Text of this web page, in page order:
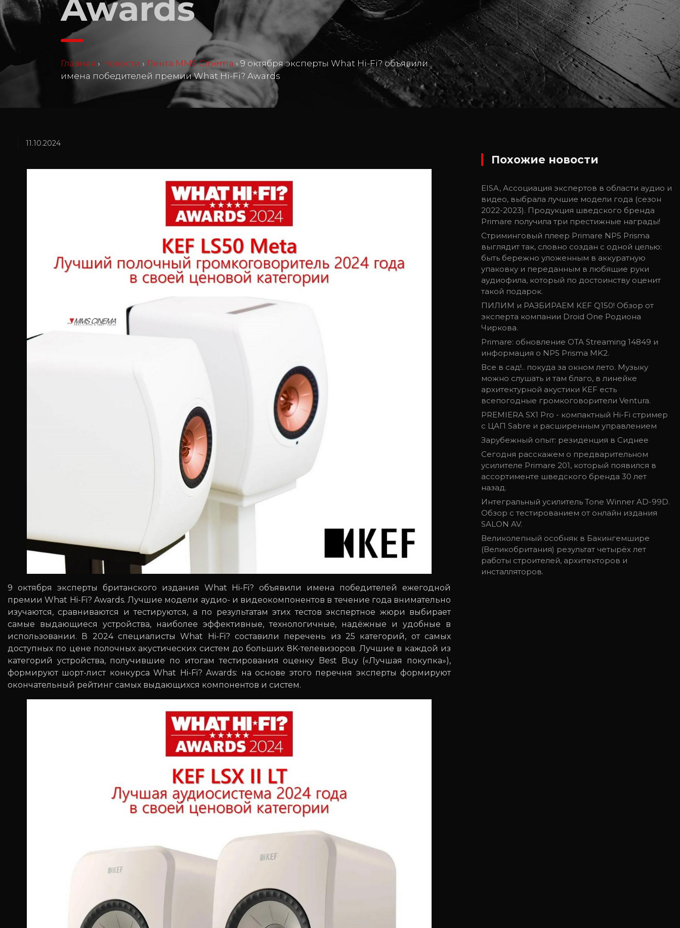
Главная › Новости › Лента MMS Cinema › 9 октября эксперты What Hi-Fi? объявили
имена победителей премии What Hi-Fi? Awards
11.10.2024
9 октября эксперты британского издания What Hi-Fi? объявили имена победителей ежегодной
премии What Hi-Fi? Awards. Лучшие модели аудио- и видеокомпонентов в течение года внимательно
изучаются, сравниваются и тестируются, а по результатам этих тестов экспертное жюри выбирает
самые выдающиеся устройства, наиболее эффективные, технологичные, надёжные и удобные в
использовании. В 2024 специалисты What Hi-Fi? составили перечень из 25 категорий, от самых
доступных по цене полочных акустических систем до больших 8K-телевизоров. Лучшие в каждой из
категорий устройства, получившие по итогам тестирования оценку Best Buy («Лучшая покупка»),
формируют шорт-лист конкурса What Hi-Fi? Awards: на основе этого перечня эксперты формируют
окончательный рейтинг самых выдающихся компонентов и систем.
Похожие новости
EISA, Ассоциация экспертов в области аудио и
видео, выбрала лучшие модели года (сезон
2022-2023). Продукция шведского бренда
Primare получила три престижные награды!
Cтриминговый плеер Primare NP5 Prisma
выглядит так, словно создан с одной целью:
быть бережно уложенным в аккуратную
упаковку и переданным в любящие руки
аудиофила, который по достоинству оценит
такой подарок.
ПИЛИМ и РАЗБИРАЕМ KEF Q150! Обзор от
эксперта компании Droid One Родиона
Чиркова.
Primare: обновление OTA Streaming 14849 и
информация о NP5 Prisma MK2.
Все в сад!.. покуда за окном лето. Музыку
можно слушать и там благо, в линейке
архитектурной акустики KEF есть
всепогодные громкоговорители Ventura.
PREMIERA SX1 Pro - компактный Hi-Fi стример
с ЦАП Sabre и расширенным управлением
Зарубежный опыт: резиденция в Сиднее
Сегодня расскажем о предварительном
усилителе Primare 201, который появился в
ассортименте шведского бренда 30 лет
назад.
Интегральный усилитель Tone Winner AD-99D.
Обзор с тестированием от онлайн издания
SALON AV.
Великолепный особняк в Бакингемшире
(Великобритания) результат четырёх лет
работы строителей, архитекторов и
инсталляторов.